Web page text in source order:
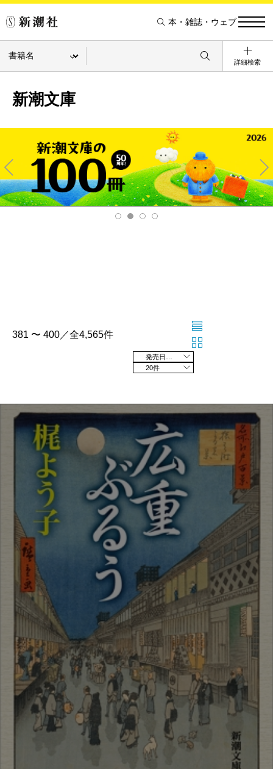
本・雑誌・ウェブ
詳細検索
新潮文庫
Pre
v
Ne
xt
381 〜 400／全4,565件
20件